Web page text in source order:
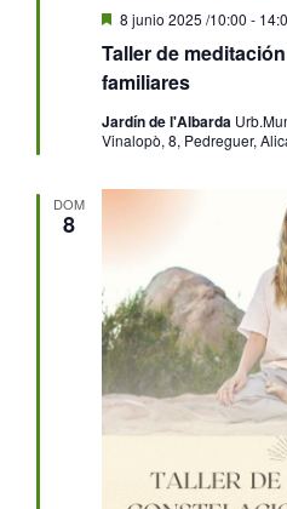
Taller de
familiares
Destacado
8 junio 2025 /10:00 -
Jardín de l'Albarda
Vinalopò, 8, Pedreguer,
DOM
8